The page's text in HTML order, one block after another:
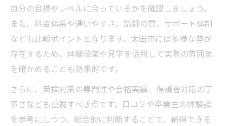
自分の目標やレベルに合っているかを確認しましょう。
また、料金体系や通いやすさ、講師の質、サポート体制
なども比較ポイントとなります。太田市には多様な塾が
存在するため、体験授業や見学を活用して実際の雰囲気
を確かめることも効果的です。
さらに、英検対策の専門性や合格実績、保護者対応の丁
寧さなども重視すべき点です。口コミや卒業生の体験談
を参考にしつつ、総合的に判断することで、納得できる